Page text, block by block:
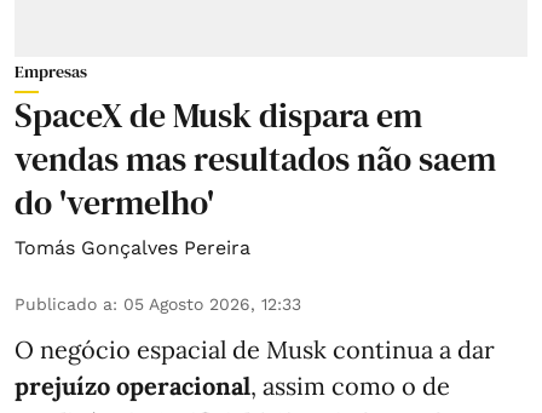
Empresas
SpaceX de Musk dispara em
vendas mas resultados não saem
do 'vermelho'
Tomás Gonçalves Pereira
Publicado a: 05 Agosto 2026, 12:33
O negócio espacial de Musk continua a dar
prejuízo operacional, assim como o de